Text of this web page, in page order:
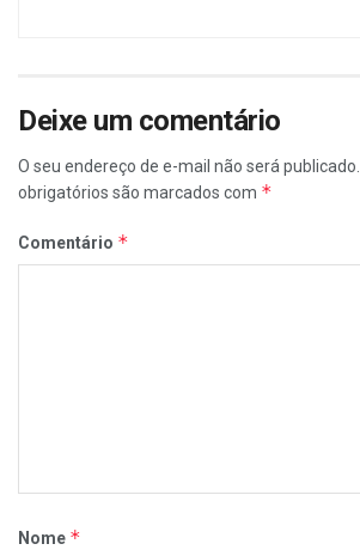
Deixe um comentário
O seu endereço de e-mail não será publicado.
obrigatórios são marcados com *
Comentário *
Nome *